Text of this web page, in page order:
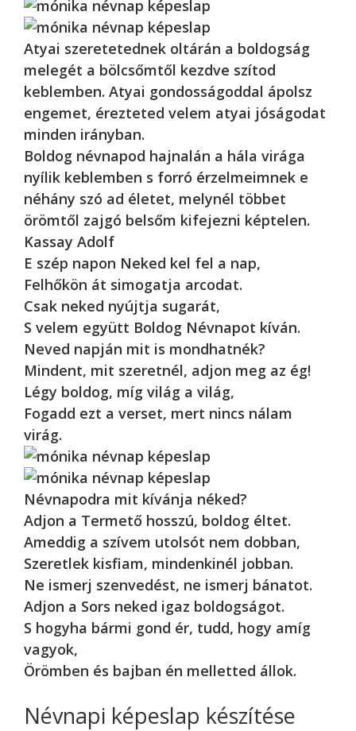
Atyai szeretetednek oltárán a boldogság
melegét a bölcsőmtől kezdve szítod
keblemben. Atyai gondosságoddal ápolsz
engemet, érezteted velem atyai jóságodat
minden irányban.
Boldog névnapod hajnalán a hála virága
nyílik keblemben s forró érzelmeimnek e
néhány szó ad életet, melynél többet
örömtől zajgó belsőm kifejezni képtelen.
Kassay Adolf
E szép napon Neked kel fel a nap,
Felhőkön át simogatja arcodat.
Csak neked nyújtja sugarát,
S velem együtt Boldog Névnapot kíván.
Neved napján mit is mondhatnék?
Mindent, mit szeretnél, adjon meg az ég!
Légy boldog, míg világ a világ,
Fogadd ezt a verset, mert nincs nálam
virág.
Névnapodra mit kívánja néked?
Adjon a Termető hosszú, boldog éltet.
Ameddig a szívem utolsót nem dobban,
Szeretlek kisfiam, mindenkinél jobban.
Ne ismerj szenvedést, ne ismerj bánatot.
Adjon a Sors neked igaz boldogságot.
S hogyha bármi gond ér, tudd, hogy amíg
vagyok,
Örömben és bajban én melletted állok.
Névnapi képeslap készítése